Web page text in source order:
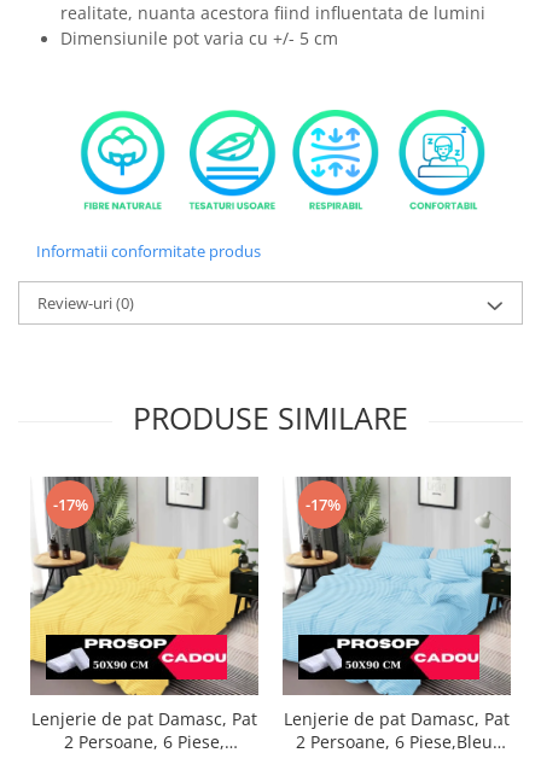
realitate, nuanta acestora fiind influentata de lumini
Dimensiunile pot varia cu +/- 5 cm
Informatii conformitate produs
Review-uri(0)
PRODUSE SIMILARE
-17%
Lenjerie de pat Damasc, Pat
2 Persoane, 6 Piese,
-17%
Lenjerie de pat Damasc, Pat
2 Persoane, 6 Piese,Bleu-